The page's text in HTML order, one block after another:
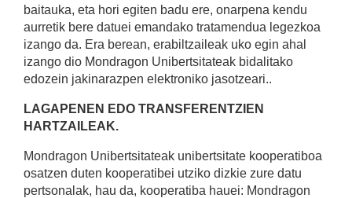
baitauka, eta hori egiten badu ere, onarpena kendu
aurretik bere datuei emandako tratamendua legezkoa
izango da. Era berean, erabiltzaileak uko egin ahal
izango dio Mondragon Unibertsitateak bidalitako
edozein jakinarazpen elektroniko jasotzeari..
LAGAPENEN EDO TRANSFERENTZIEN
HARTZAILEAK.
Mondragon Unibertsitateak unibertsitate kooperatiboa
osatzen duten kooperatibei utziko dizkie zure datu
pertsonalak, hau da, kooperatiba hauei: Mondragon